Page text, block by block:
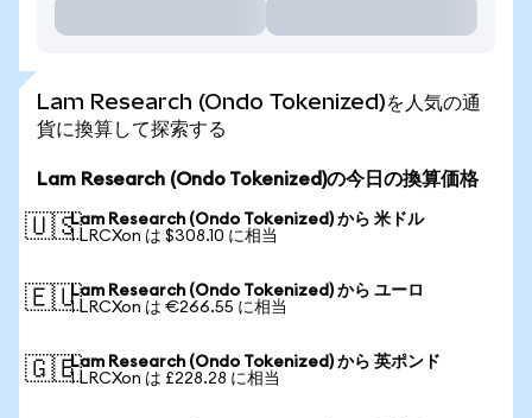
Lam Research (Ondo Tokenized)を人気の通
貨に換算して探索する
Lam Research (Ondo Tokenized)の今日の換算価格
🇺🇸Lam Research (Ondo Tokenized) から 米ドル
1 LRCXon は $308.10 に相当
🇪🇺Lam Research (Ondo Tokenized) から ユーロ
1 LRCXon は €266.55 に相当
🇬🇧Lam Research (Ondo Tokenized) から 英ポンド
1 LRCXon は £228.28 に相当